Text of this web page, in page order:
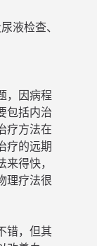
液检查、
，因病程
包括内治
疗方法在
疗的远期
得快，
理疗法很
错，但其